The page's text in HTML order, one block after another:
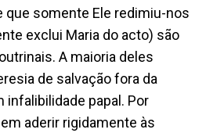
que somente Ele redimiu-nos
exclui Maria do acto) são
A maioria deles
de salvação fora da
infalibilidade papal. Por
aderir rigidamente às